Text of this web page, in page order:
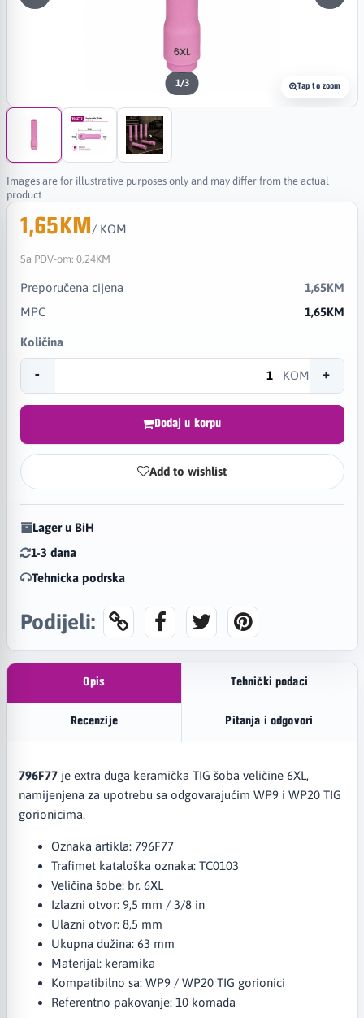
Tap to zoom
1/3
Images are for illustrative purposes only and may differ from the actual
product
1,65KM/ KOM
Sa PDV-om: 0,24KM
Preporučena cijena
1,65KM
MPC
1,65KM
Količina
- KOM +
Dodaj u korpu
Add to wishlist
Lager u BiH
1-3 dana
Tehnicka podrska
Podijeli:
Opis Tehnički podaci
Recenzije Pitanja i odgovori
796F77je extra duga keramička TIG šoba veličine 6XL,
namijenjena za upotrebu sa odgovarajućim WP9 i WP20 TIG
gorionicima.
Oznaka artikla: 796F77
Trafimet kataloška oznaka: TC0103
Veličina šobe: br. 6XL
Izlazni otvor: 9,5 mm / 3/8 in
Ulazni otvor: 8,5 mm
Ukupna dužina: 63 mm
Materijal: keramika
Kompatibilno sa: WP9 / WP20 TIG gorionici
Referentno pakovanje: 10 komada